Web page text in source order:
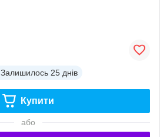
Залишилось 25 днів
Купити
або